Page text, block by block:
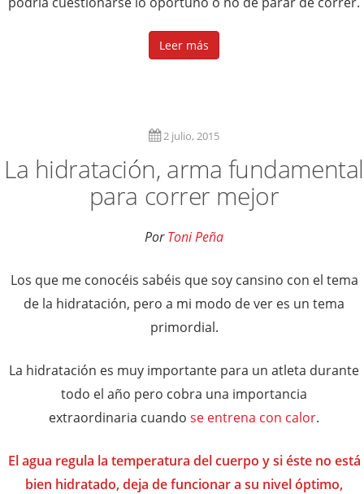
Leer más
2 julio, 2015
La hidratación, arma fundamental
para correr mejor
PorToni Peña
Los que me conocéis sabéis que soy cansino con el tema
de la hidratación, pero a mi modo de ver es un tema
primordial.
La hidratación es muy importante para un atleta durante
todo el año pero cobra una importancia
extraordinaria cuando se entrena con calor.
El agua regula la temperatura del cuerpo y si éste no está
bien hidratado, deja de funcionar a su nivel óptimo,